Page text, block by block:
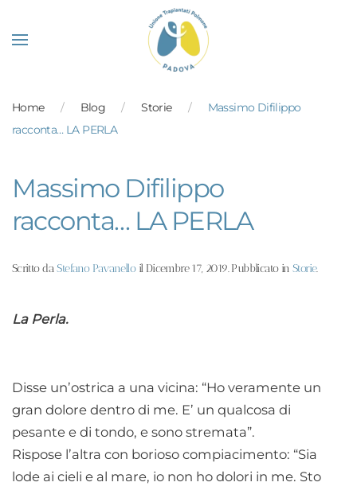
Skip to main content
Home Blog Storie
Massimo Difilippo
racconta… LA PERLA
Massimo Difilippo
racconta… LA PERLA
Scritto daStefano Pavanelloil Dicembre 17, 2019. Pubblicato inStorie.
La Perla.
Disse un’ostrica a una vicina: “Ho veramente un
gran dolore dentro di me. E’ un qualcosa di
pesante e di tondo, e sono stremata”.
Rispose l’altra con borioso compiacimento: “Sia
lode ai cieli e al mare, io non ho dolori in me. Sto